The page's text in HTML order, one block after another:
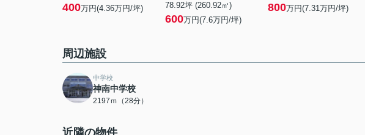
400万円(4.36万円/坪)
78.92坪 (260.92㎡)
600万円(7.6万円/坪)
800万円(7.31万円/坪)
周辺施設
中学校
神南中学校
2197ｍ（28分）
近隣の物件